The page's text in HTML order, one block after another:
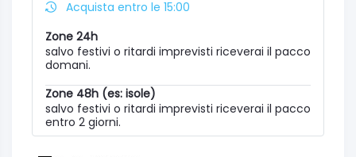
Acquista entro le 15:00
Zone 24h
salvo festivi o ritardi imprevisti riceverai il pacco
domani.
Zone 48h (es: isole)
salvo festivi o ritardi imprevisti riceverai il pacco
entro 2 giorni.